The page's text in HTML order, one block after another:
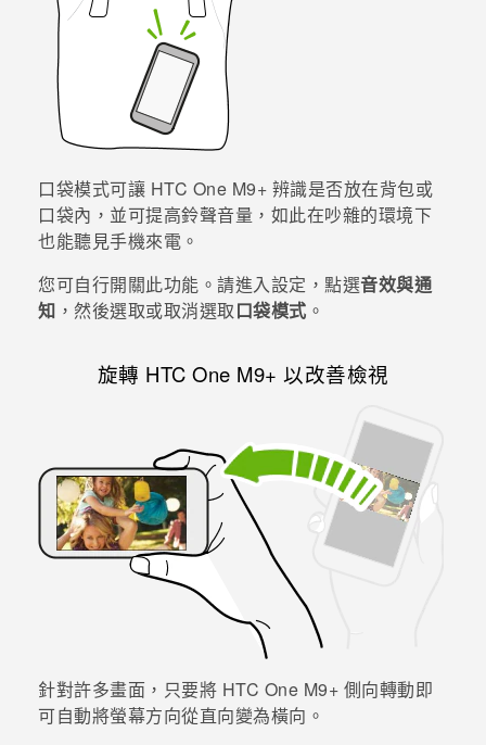
口袋模式可讓 HTC One M9+ 辨識是否放在背包或
口袋內，並可提高鈴聲音量，如此在吵雜的環境下
也能聽見手機來電。
您可自行開關此功能。請進入設定，點選音效與通
知 ，然後選取或取消選取口袋模式 。
旋轉 HTC One M9+ 以改善檢視
針對許多畫面，只要將 HTC One M9+ 側向轉動即
可自動將螢幕方向從直向變為橫向。